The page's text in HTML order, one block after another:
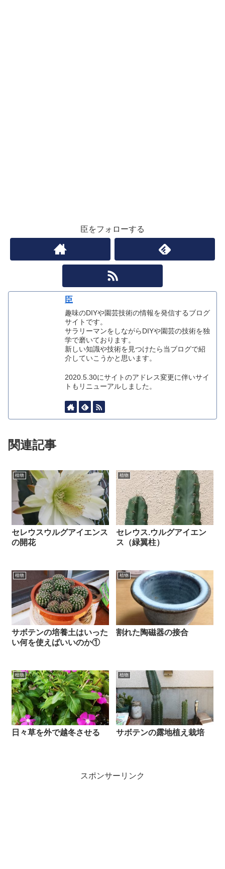
臣をフォローする
臣
趣味のDIYや園芸技術の情報を発信するブログ
サイトです。
サラリーマンをしながらDIYや園芸の技術を独
学で磨いております。
新しい知識や技術を見つけたら当ブログで紹
介していこうかと思います。
2020.5.30にサイトのアドレス変更に伴いサイ
トもリニューアルしました。
関連記事
植物
セレウスウルグアイエンス
の開花
植物
セレウス.ウルグアイエン
ス（緑翼柱）
植物
サボテンの培養土はいった
い何を使えばいいのか①
植物
割れた陶磁器の接合
植物
日々草を外で越冬させる
植物
サボテンの露地植え栽培
スポンサーリンク